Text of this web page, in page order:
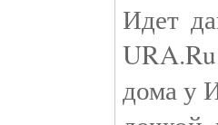
Идет
дома у